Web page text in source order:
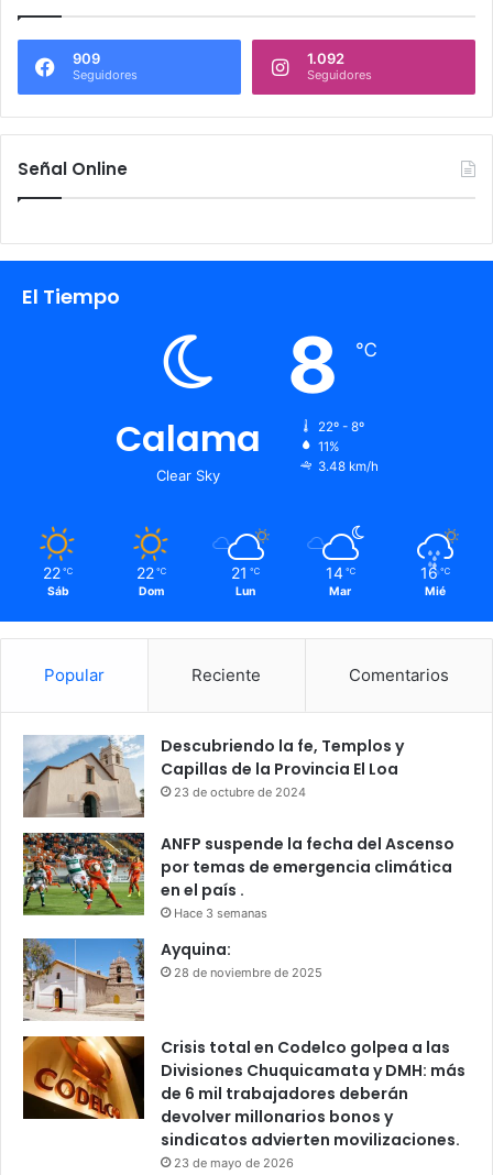
909
Seguidores
1.092
Seguidores
Señal Online
El Tiempo
Calama
Clear Sky
8 ℃
22º - 8º
11%
3.48 km/h
22 ℃
Sáb
22 ℃
Dom
21 ℃
Lun
14 ℃
Mar
16 ℃
Mié
Popular Reciente Comentarios
Descubriendo la fe, Templos y
Capillas de la Provincia El Loa
23 de octubre de 2024
ANFP suspende la fecha del Ascenso
por temas de emergencia climática
en el país .
Hace 3 semanas
Ayquina:
28 de noviembre de 2025
Crisis total en Codelco golpea a las
Divisiones Chuquicamata y DMH: más
de 6 mil trabajadores deberán
devolver millonarios bonos y
sindicatos advierten movilizaciones.
23 de mayo de 2026